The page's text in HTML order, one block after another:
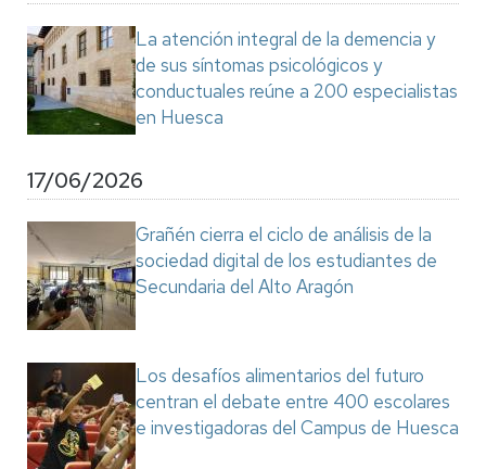
La atención integral de la demencia y
de sus síntomas psicológicos y
conductuales reúne a 200 especialistas
en Huesca
17/06/2026
Grañén cierra el ciclo de análisis de la
sociedad digital de los estudiantes de
Secundaria del Alto Aragón
Los desafíos alimentarios del futuro
centran el debate entre 400 escolares
e investigadoras del Campus de Huesca